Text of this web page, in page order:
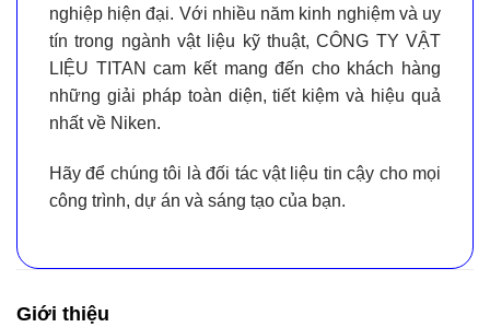
nghiệp hiện đại. Với nhiều năm kinh nghiệm và uy
tín trong ngành vật liệu kỹ thuật,CÔNG TY VẬT
LIỆU TITAN cam kết mang đến cho khách hàng
những giải pháp toàn diện, tiết kiệm và hiệu quả
nhất về Niken.
Hãy để chúng tôi làđối tác vật liệu tin cậy cho mọi
công trình, dự án và sáng tạo của bạn.
Giới thiệu